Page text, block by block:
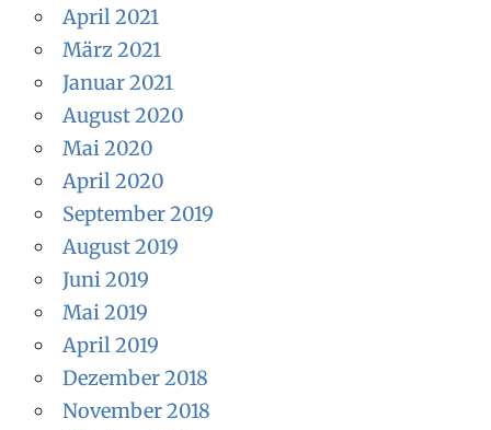
April 2021
März 2021
Januar 2021
August 2020
Mai 2020
April 2020
September 2019
August 2019
Juni 2019
Mai 2019
April 2019
Dezember 2018
November 2018